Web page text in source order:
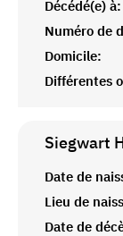
Décédé(e) à:
Numéro de
Domicile:
Différentes
Siegwart
Date de
Lieu de
Date de